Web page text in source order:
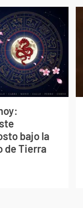
bajo la
de Tierra